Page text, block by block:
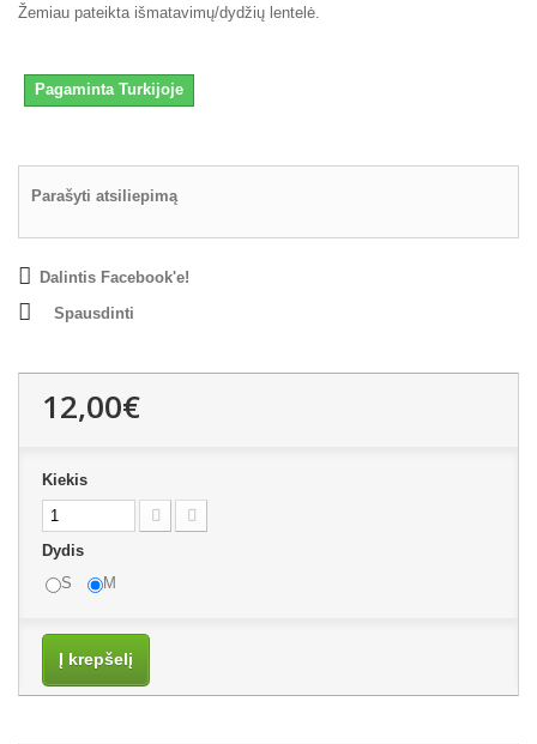
Žemiau pateikta išmatavimų/dydžių lentelė.
Pagaminta Turkijoje
Parašyti atsiliepimą
Dalintis Facebook'e!
Spausdinti
12,00€
Kiekis
Dydis
S
M
Į krepšelį